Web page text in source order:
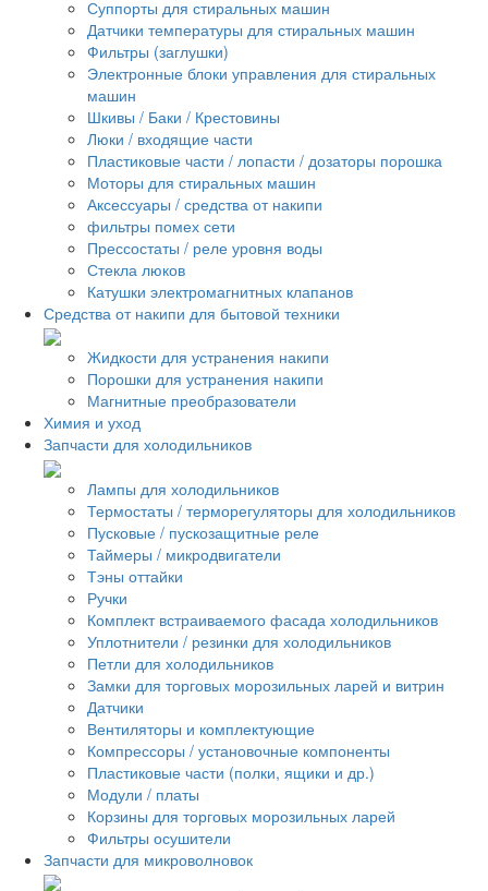
Суппорты для стиральных машин
Датчики температуры для стиральных машин
Фильтры (заглушки)
Электронные блоки управления для стиральных
машин
Шкивы / Баки / Крестовины
Люки / входящие части
Пластиковые части / лопасти / дозаторы порошка
Моторы для стиральных машин
Аксессуары / средства от накипи
фильтры помех сети
Прессостаты / реле уровня воды
Стекла люков
Катушки электромагнитных клапанов
Средства от накипи для бытовой техники
Жидкости для устранения накипи
Порошки для устранения накипи
Магнитные преобразователи
Химия и уход
Запчасти для холодильников
Лампы для холодильников
Термостаты / терморегуляторы для холодильников
Пусковые / пускозащитные реле
Таймеры / микродвигатели
Тэны оттайки
Ручки
Комплект встраиваемого фасада холодильников
Уплотнители / резинки для холодильников
Петли для холодильников
Замки для торговых морозильных ларей и витрин
Датчики
Вентиляторы и комплектующие
Компрессоры / установочные компоненты
Пластиковые части (полки, ящики и др.)
Модули / платы
Корзины для торговых морозильных ларей
Фильтры осушители
Запчасти для микроволновок